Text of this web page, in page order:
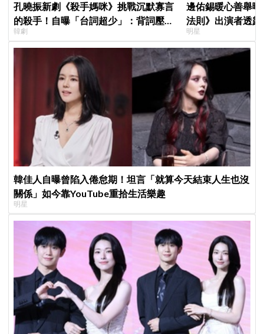
孔曉振新劇《殺手媽咪》挑戰沉默寡言
的殺手！自曝「台詞超少」：背詞壓力
小很多XD
韓劇
邊佑錫暖心善舉
法則》出演者透
患者順利完成治療
明星
韓佳人自曝曾陷入倦怠期！坦言「就算今天結束人生也沒
關係」如今靠YouTube重拾生活樂趣
明星